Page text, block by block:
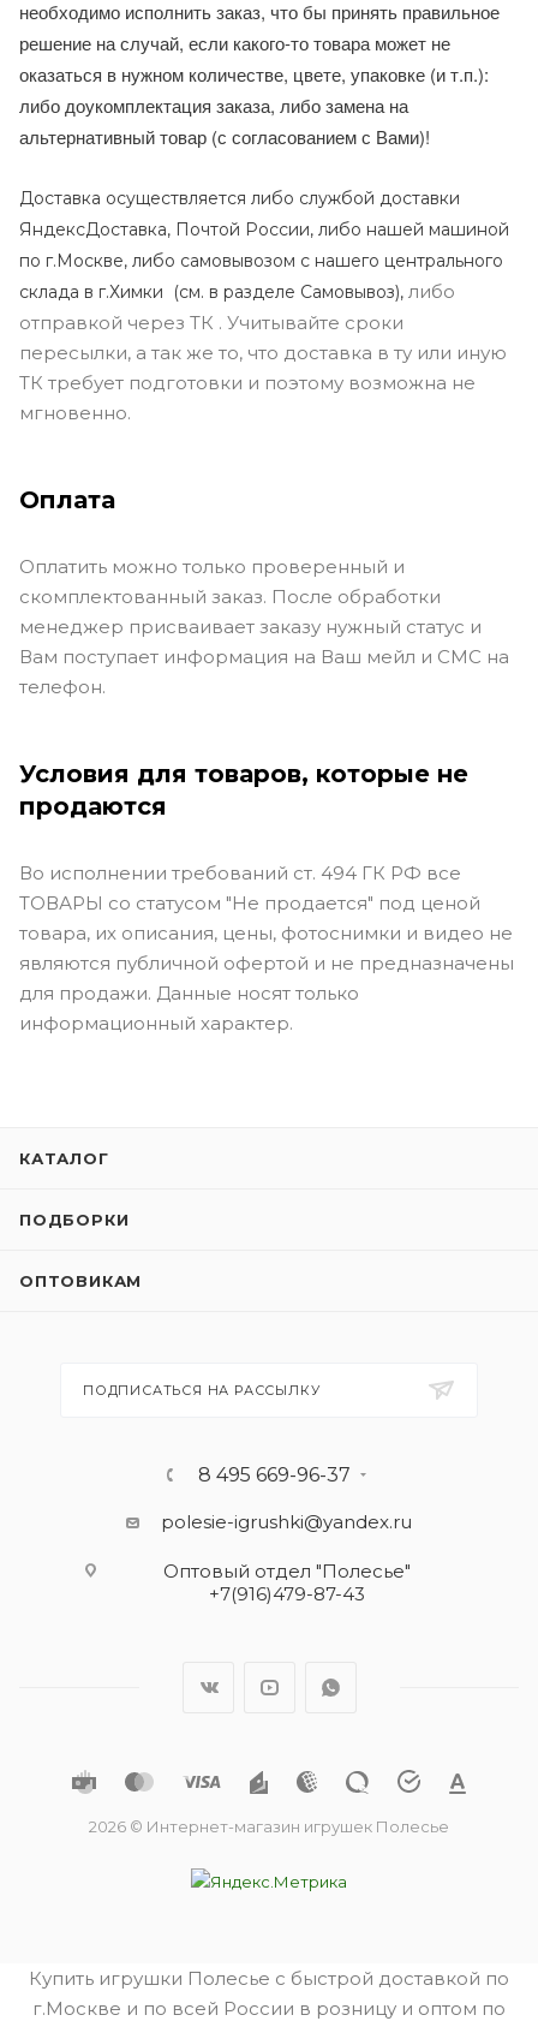
необходимо исполнить заказ, что бы принять правильное
решение на случай, если какого-то товара может не
оказаться в нужном количестве, цвете, упаковке (и т.п.):
либо доукомплектация заказа, либо замена на
альтернативный товар (с согласованием с Вами)!
Доставка осуществляется либо службой доставки
ЯндексДоставка, Почтой России, либо нашей машиной
по г.Москве, либо самовывозом с нашего центрального
склада в г.Химки (см. в разделе Самовывоз), либо
отправкой через ТК . Учитывайте сроки
пересылки, а так же то, что доставка в ту или иную
ТК требует подготовки и поэтому возможна не
мгновенно.
Оплата
Оплатить можно только проверенный и
скомплектованный заказ. После обработки
менеджер присваивает заказу нужный статус и
Вам поступает информация на Ваш мейл и СМС на
телефон.
Условия для товаров, которые не
продаются
Во исполнении требований ст. 494 ГК РФ все
ТОВАРЫ со статусом "Не продается" под ценой
товара, их описания, цены, фотоснимки и видео не
являются публичной офертой и не предназначены
для продажи. Данные носят только
информационный характер.
КАТАЛОГ
ПОДБОРКИ
ОПТОВИКАМ
ПОДПИСАТЬСЯ НА РАССЫЛКУ
8 495 669-96-37
polesie-igrushki@yandex.ru
Оптовый отдел "Полесье"
+7(916)479-87-43
2026 © Интернет-магазин игрушек Полесье
Купить игрушки Полесье с быстрой доставкой по
г.Москве и по всей России в розницу и оптом по